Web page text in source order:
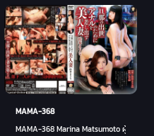
วาคิตะ
MAMA-368
MAMA-368 Marina Matsumoto ผู้หญิงที่แ